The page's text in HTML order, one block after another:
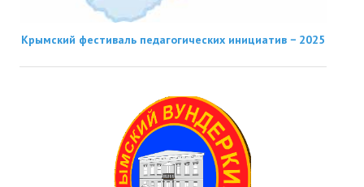
Крымский фестиваль педагогических инициатив − 2025